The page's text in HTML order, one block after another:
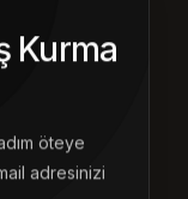
Kurma
öteye
adresinizi